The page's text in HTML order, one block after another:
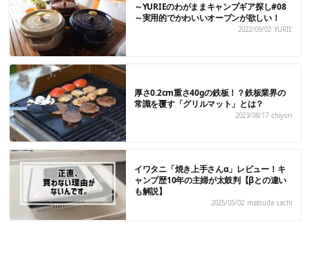
～YURIEのわがままキャンプギア探し#08
～実用的でかわいいオーブンが欲しい！
2022/09/02 YURIE
厚さ0.2cm重さ40gの鉄板！？鉄板業界の
常識を覆す「グリルマット」とは？
2023/08/17 chiyori
イワタニ「焼き上手さんα」レビュー！キ
ャンプ歴10年の主婦が太鼓判【βとの違い
も解説】
2025/05/02 matsuda sachi